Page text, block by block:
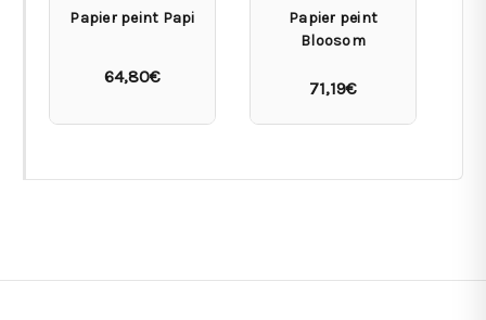
Papier peint Papi
64,80€
Papier peint
Bloosom
71,19€